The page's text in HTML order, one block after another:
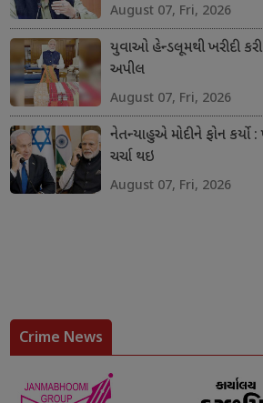
August 07, Fri, 2026
યુવાઓ હેન્ડલૂમથી ખરીદી કરી
અપીલ
August 07, Fri, 2026
નેતન્યાહુએ મોદીને ફોન કર્યો
ચર્ચા થઇ
August 07, Fri, 2026
Crime News